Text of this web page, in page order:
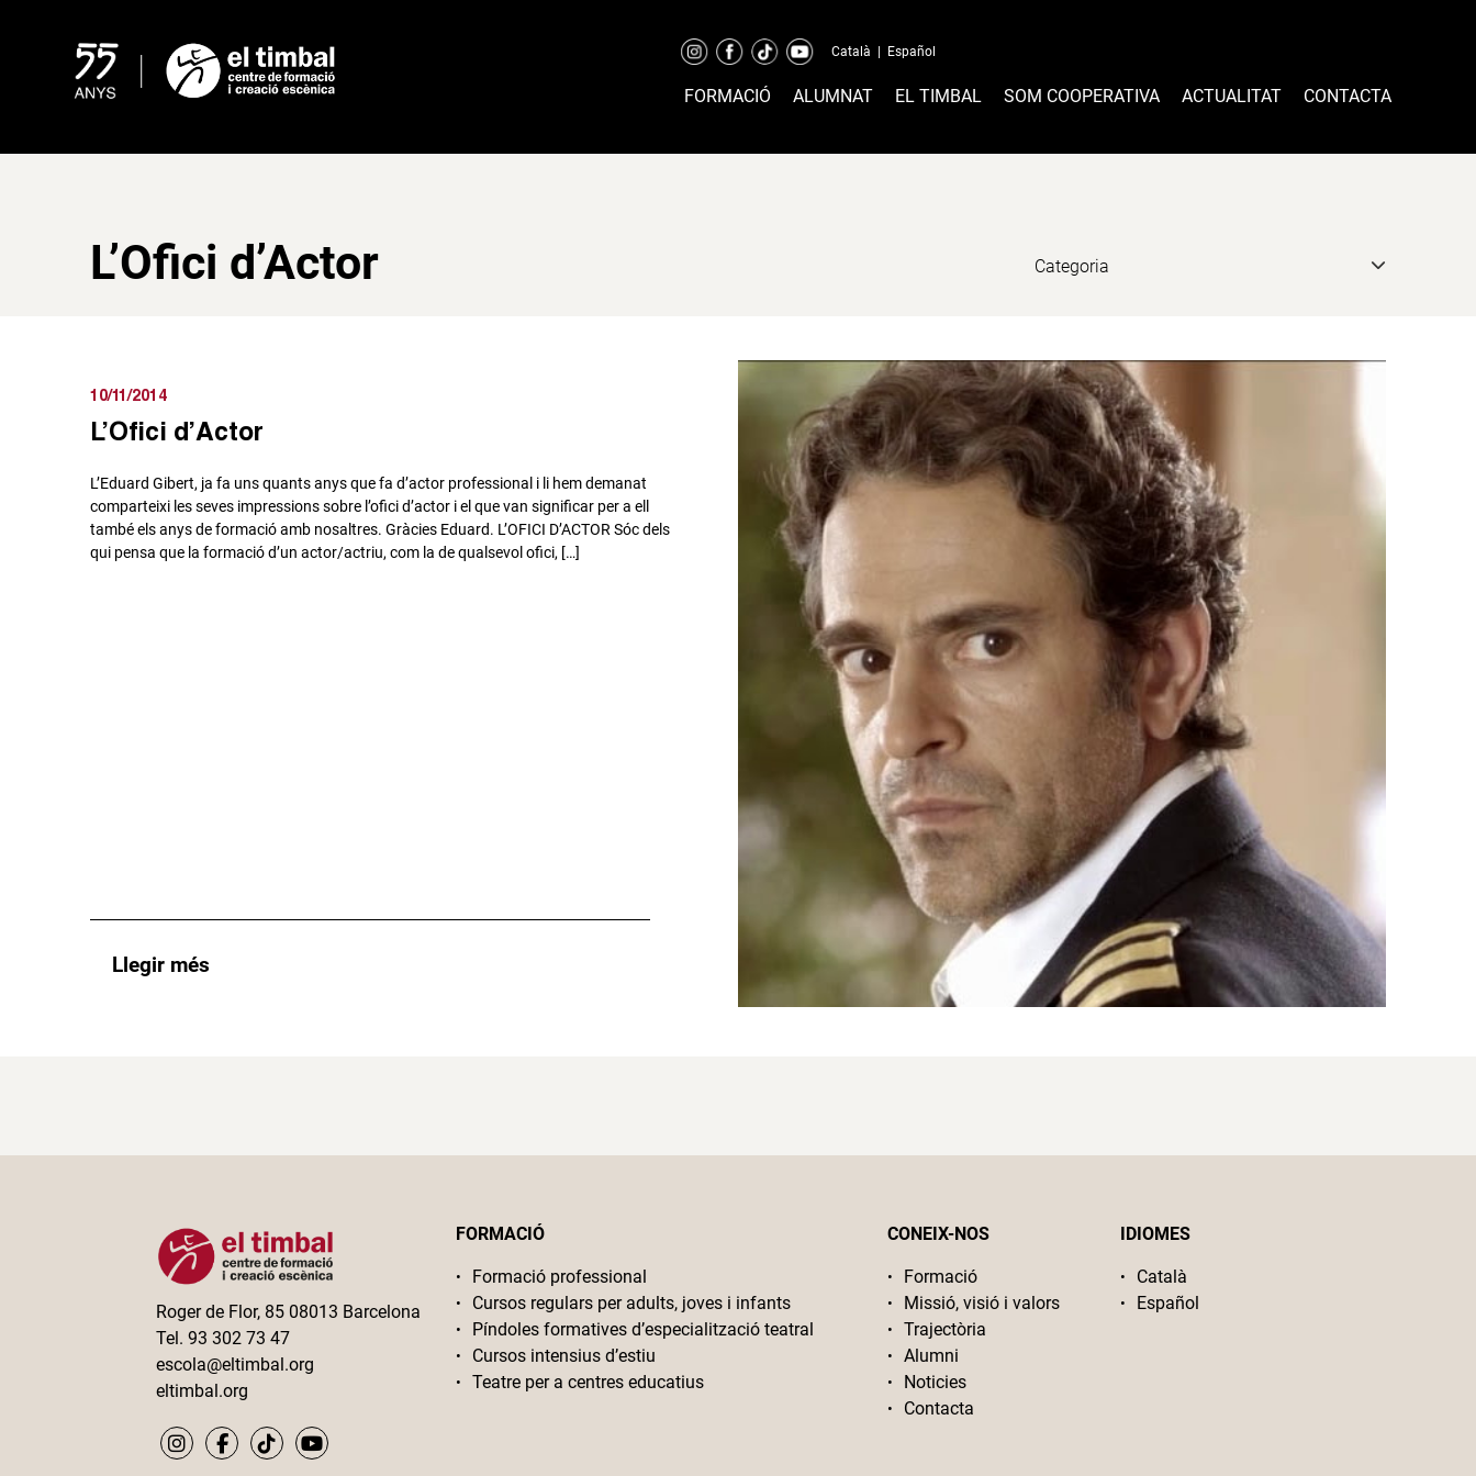
Català Español
FORMACIÓ ALUMNAT EL TIMBAL SOM COOPERATIVA ACTUALITAT CONTACTA
L’Ofici d’Actor
10/11/2014
L’Ofici d’Actor
L’Eduard Gibert, ja fa uns quants anys que fa d’actor professional i li hem demanat
comparteixi les seves impressions sobre l’ofici d’actor i el que van significar per a ell
també els anys de formació amb nosaltres. Gràcies Eduard. L’OFICI D’ACTOR Sóc dels
qui pensa que la formació d’un actor/actriu, com la de qualsevol ofici, […]
Llegir més
Roger de Flor, 85 08013 Barcelona
Tel. 93 302 73 47
escola@eltimbal.org
eltimbal.org
FORMACIÓ
Formació professional
Cursos regulars per adults, joves i infants
Píndoles formatives d’especialització teatral
Cursos intensius d’estiu
Teatre per a centres educatius
CONEIX-NOS
Formació
Missió, visió i valors
Trajectòria
Alumni
Noticies
Contacta
IDIOMES
Català
Español